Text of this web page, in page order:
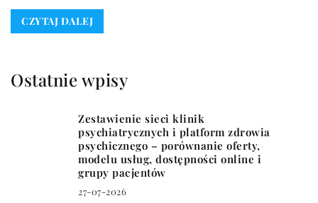
CZYTAJ DALEJ
Ostatnie wpisy
Zestawienie sieci klinik
psychiatrycznych i platform zdrowia
psychicznego – porównanie oferty,
modelu usług, dostępności online i
grupy pacjentów
27-07-2026